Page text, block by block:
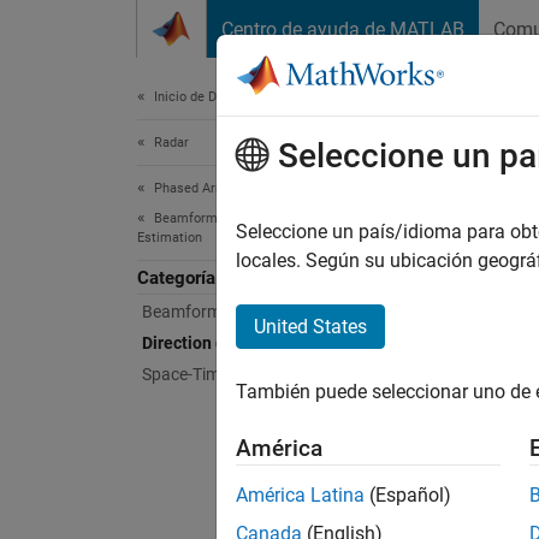
Centro de ayuda de MATLAB
Inicio de Documentación
Radar
Phased Array System Toolbox
Beamforming and Direction of Arrival
Estimation
Categoría
Beamforming
Direction of Arrival Estimation
Space-Time Adaptive Processing
Use
Seleccione un
Seleccione un país/idioma para
locales. Según su ubicación
United States
También puede seleccionar uno
América
América Latina (Español)
Canada (English)